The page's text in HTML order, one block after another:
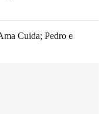
Cuida; Pedro e